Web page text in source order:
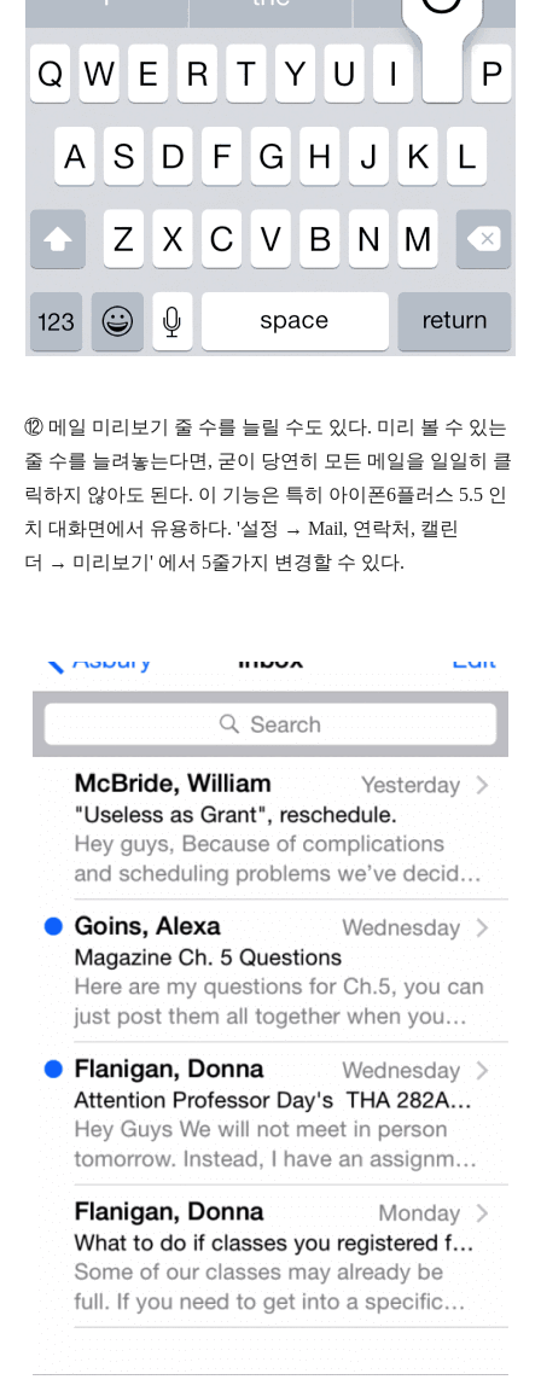
⑫ 메일 미리보기 줄 수를 늘릴 수도 있다. 미리 볼 수 있는
줄 수를 늘려놓는다면, 굳이 당연히 모든 메일을 일일히 클
릭하지 않아도 된다. 이 기능은 특히 아이폰6플러스 5.5 인
치 대화면에서 유용하다. '설정 → Mail, 연락처, 캘린
더 → 미리보기' 에서 5줄가지 변경할 수 있다.